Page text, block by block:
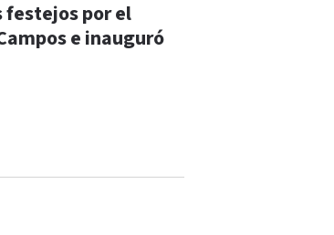
por el
e inauguró